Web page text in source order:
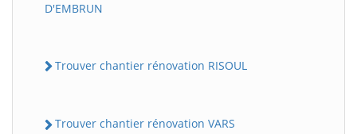
D'EMBRUN
Trouver chantier rénovation RISOUL
Trouver chantier rénovation VARS